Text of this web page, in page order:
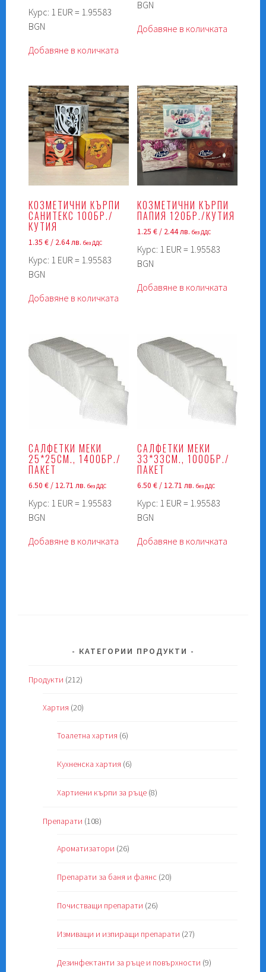
Курс: 1 EUR = 1.95583
BGN
Добавяне в количката
BGN
Добавяне в количката
КОЗМЕТИЧНИ КЪРПИ
САНИТЕКС 100БР./
КУТИЯ
1.35€/ 2.64 лв.без ДДС
Курс: 1 EUR = 1.95583
BGN
Добавяне в количката
КОЗМЕТИЧНИ КЪРПИ
ПАПИЯ 120БР./КУТИЯ
1.25€/ 2.44 лв.без ДДС
Курс: 1 EUR = 1.95583
BGN
Добавяне в количката
САЛФЕТКИ МЕКИ
25*25СМ., 1400БР./
ПАКЕТ
6.50€/ 12.71 лв.без ДДС
Курс: 1 EUR = 1.95583
BGN
Добавяне в количката
САЛФЕТКИ МЕКИ
33*33СМ., 1000БР./
ПАКЕТ
6.50€/ 12.71 лв.без ДДС
Курс: 1 EUR = 1.95583
BGN
Добавяне в количката
КАТЕГОРИИ ПРОДУКТИ
Продукти (212)
Хартия (20)
Тоалетна хартия (6)
Кухненска хартия (6)
Хартиени кърпи за ръце (8)
Препарати (108)
Ароматизатори (26)
Препарати за баня и фаянс (20)
Почистващи препарати (26)
Измиващи и изпиращи препарати (27)
Дезинфектанти за ръце и повърхности (9)